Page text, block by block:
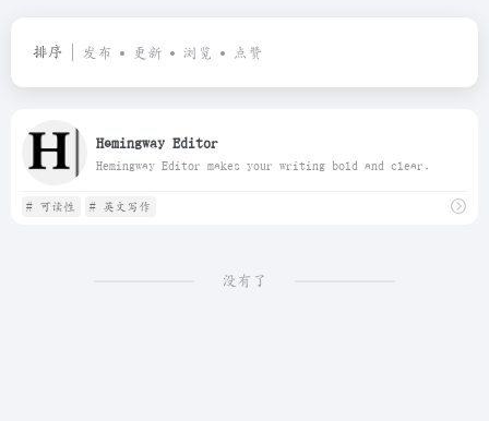
排序 发布 更新 浏览 点赞
Hemingway Editor
Hemingway Editor makes your writing bold and clear.
# 可读性 # 英文写作
没有了